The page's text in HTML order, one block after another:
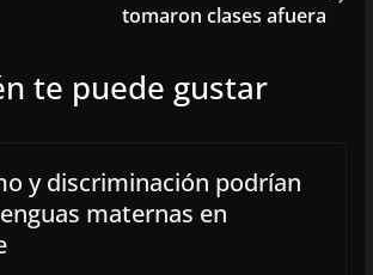
tomaron clases afuera
te puede gustar
y discriminación podrían
maternas en